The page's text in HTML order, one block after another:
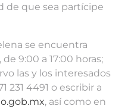
de que sea partícipe
se encuentra
9:00 a 17:00 horas;
las y los interesados
231 4491 o escribir a
, así como en